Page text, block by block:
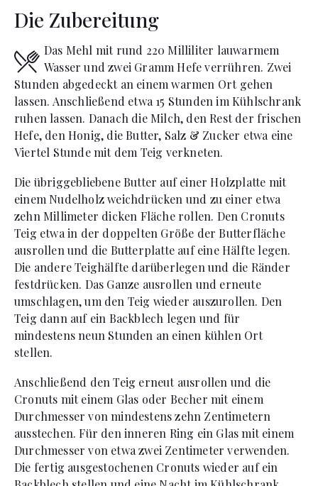
Die Zubereitung
Das Mehl mit rund 220 Milliliter lauwarmem
Wasser und zwei Gramm Hefe verrühren. Zwei
Stunden abgedeckt an einem warmen Ort gehen
lassen. Anschließend etwa 15 Stunden im Kühlschrank
ruhen lassen. Danach die Milch, den Rest der frischen
Hefe, den Honig, die Butter, Salz & Zucker etwa eine
Viertel Stunde mit dem Teig verkneten.
Die übriggebliebene Butter auf einer Holzplatte mit
einem Nudelholz weichdrücken und zu einer etwa
zehn Millimeter dicken Fläche rollen. Den Cronuts
Teig etwa in der doppelten Größe der Butterfläche
ausrollen und die Butterplatte auf eine Hälfte legen.
Die andere Teighälfte darüberlegen und die Ränder
festdrücken. Das Ganze ausrollen und erneute
umschlagen, um den Teig wieder auszurollen. Den
Teig dann auf ein Backblech legen und für
mindestens neun Stunden an einen kühlen Ort
stellen.
Anschließend den Teig erneut ausrollen und die
Cronuts mit einem Glas oder Becher mit einem
Durchmesser von mindestens zehn Zentimetern
ausstechen. Für den inneren Ring ein Glas mit einem
Durchmesser von etwa zwei Zentimeter verwenden.
Die fertig ausgestochenen Cronuts wieder auf ein